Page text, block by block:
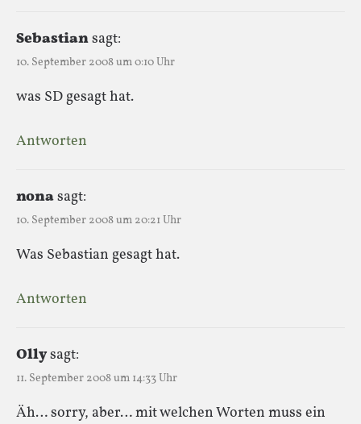
Sebastiansagt:
10. September 2008 um 0:10 Uhr
was SD gesagt hat.
Antworten
nonasagt:
10. September 2008 um 20:21 Uhr
Was Sebastian gesagt hat.
Antworten
Ollysagt:
11. September 2008 um 14:33 Uhr
Äh… sorry, aber… mit welchen Worten muss ein